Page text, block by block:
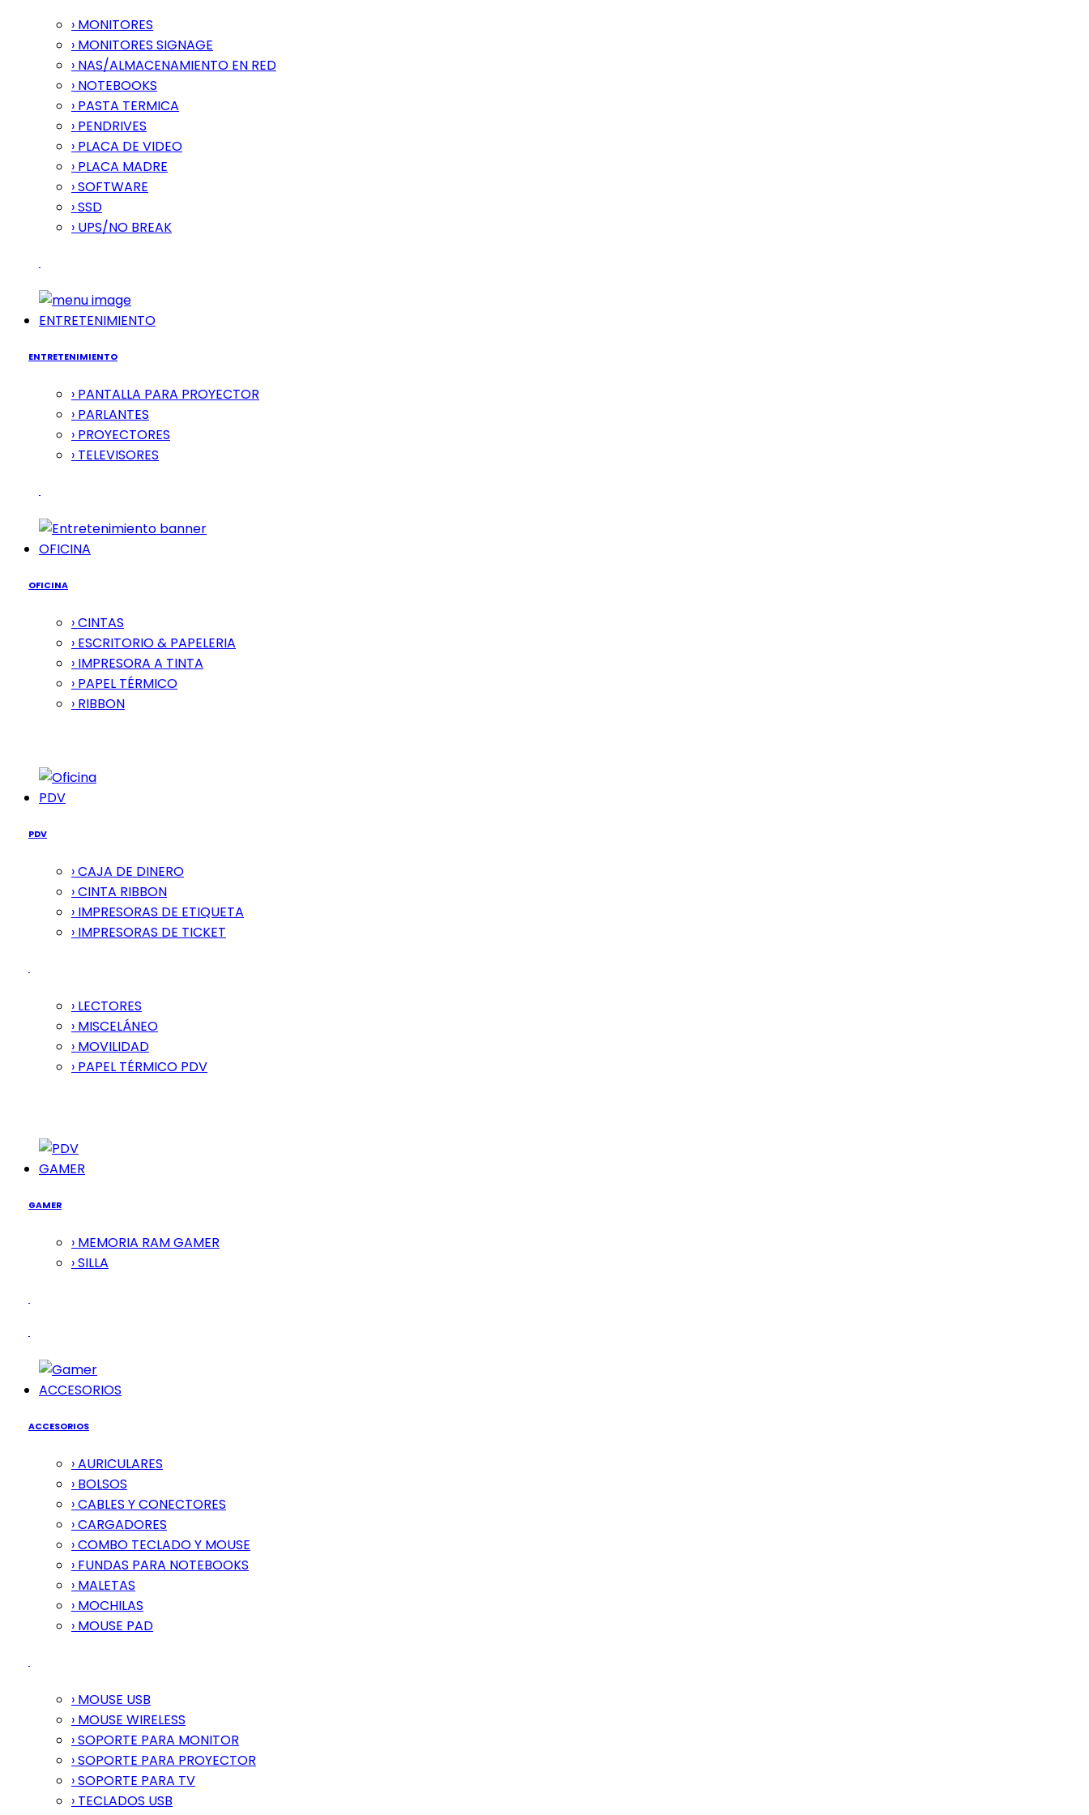
› MONITORES
› MONITORES SIGNAGE
› NAS/ALMACENAMIENTO EN RED
› NOTEBOOKS
› PASTA TERMICA
› PENDRIVES
› PLACA DE VIDEO
› PLACA MADRE
› SOFTWARE
› SSD
› UPS/NO BREAK
ENTRETENIMIENTO
ENTRETENIMIENTO
› PANTALLA PARA PROYECTOR
› PARLANTES
› PROYECTORES
› TELEVISORES
OFICINA
OFICINA
› CINTAS
› ESCRITORIO & PAPELERIA
› IMPRESORA A TINTA
› PAPEL TÉRMICO
› RIBBON
PDV
PDV
› CAJA DE DINERO
› CINTA RIBBON
› IMPRESORAS DE ETIQUETA
› IMPRESORAS DE TICKET
› LECTORES
› MISCELÁNEO
› MOVILIDAD
› PAPEL TÉRMICO PDV
GAMER
GAMER
› MEMORIA RAM GAMER
› SILLA
ACCESORIOS
ACCESORIOS
› AURICULARES
› BOLSOS
› CABLES Y CONECTORES
› CARGADORES
› COMBO TECLADO Y MOUSE
› FUNDAS PARA NOTEBOOKS
› MALETAS
› MOCHILAS
› MOUSE PAD
› MOUSE USB
› MOUSE WIRELESS
› SOPORTE PARA MONITOR
› SOPORTE PARA PROYECTOR
› SOPORTE PARA TV
› TECLADOS USB